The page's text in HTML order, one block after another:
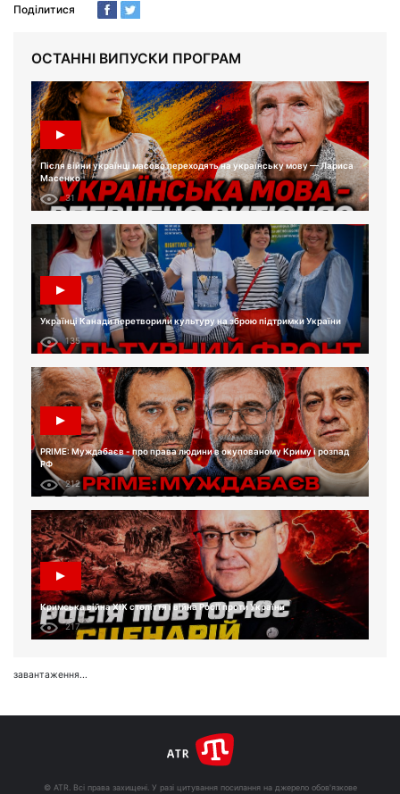
Поділитися
ОСТАННІ ВИПУСКИ ПРОГРАМ
Після війни українці масово переходять на українську мову — Лариса
Масенко
31
Українці Канади перетворили культуру на зброю підтримки України
135
PRIME: Муждабаєв - про права людини в окупованому Криму і розпад
РФ
212
Кримська війна XIX століття і війна Росії проти України
217
завантаження...
© ATR. Всі права захищені. У разі цитування посилання на джерело обов'язкове